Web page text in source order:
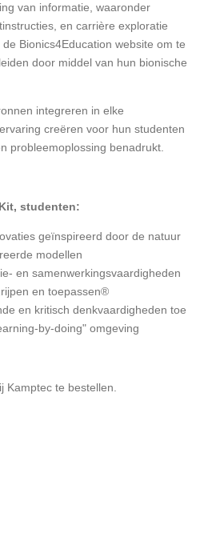
van informatie, waaronder
en carrière exploratie
Bionics4Education website om te
door middel van hun bionische
integreren in elke
creëren voor hun studenten
probleemoplossing benadrukt.
studenten:
geïnspireerd door de natuur
modellen
en samenwerkingsvaardigheden
en toepassen®
en kritisch denkvaardigheden toe
by-doing" omgeving
Kamptec te bestellen.